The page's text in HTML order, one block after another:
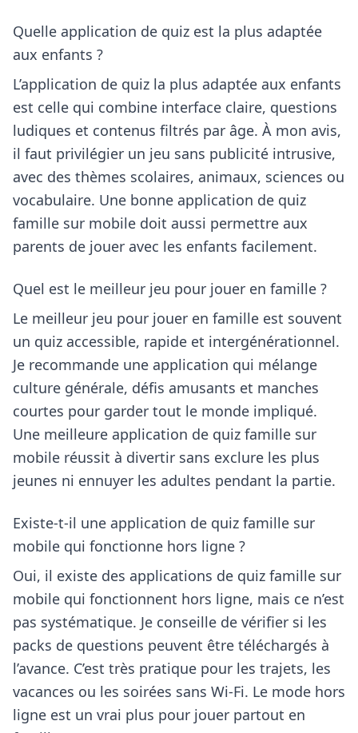
Quelle application de quiz est la plus adaptée
aux enfants ?
L’application de quiz la plus adaptée aux enfants
est celle qui combine interface claire, questions
ludiques et contenus filtrés par âge. À mon avis,
il faut privilégier un jeu sans publicité intrusive,
avec des thèmes scolaires, animaux, sciences ou
vocabulaire. Une bonne application de quiz
famille sur mobile doit aussi permettre aux
parents de jouer avec les enfants facilement.
Quel est le meilleur jeu pour jouer en famille ?
Le meilleur jeu pour jouer en famille est souvent
un quiz accessible, rapide et intergénérationnel.
Je recommande une application qui mélange
culture générale, défis amusants et manches
courtes pour garder tout le monde impliqué.
Une meilleure application de quiz famille sur
mobile réussit à divertir sans exclure les plus
jeunes ni ennuyer les adultes pendant la partie.
Existe-t-il une application de quiz famille sur
mobile qui fonctionne hors ligne ?
Oui, il existe des applications de quiz famille sur
mobile qui fonctionnent hors ligne, mais ce n’est
pas systématique. Je conseille de vérifier si les
packs de questions peuvent être téléchargés à
l’avance. C’est très pratique pour les trajets, les
vacances ou les soirées sans Wi-Fi. Le mode hors
ligne est un vrai plus pour jouer partout en